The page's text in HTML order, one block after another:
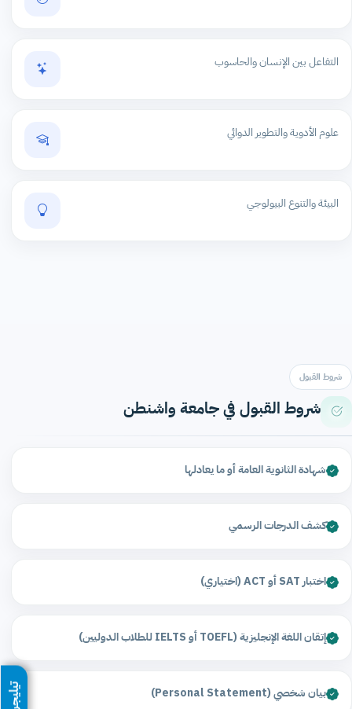
التفاعل بين الإنسان والحاسوب
علوم الأدوية والتطوير الدوائي
البيئة والتنوع البيولوجي
شروط القبول
شروط القبول في جامعة واشنطن
شهادة الثانوية العامة أو ما يعادلها
كشف الدرجات الرسمي
اختبار SAT أو ACT (اختياري)
إتقان اللغة الإنجليزية (TOEFL أو IELTS للطلاب الدوليين)
بيان شخصي (Personal Statement)